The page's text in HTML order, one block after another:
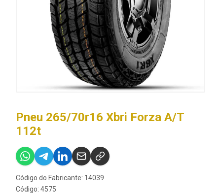
Pneu 265/70r16 Xbri Forza A/T
112t
Código do Fabricante: 14039
Código: 4575